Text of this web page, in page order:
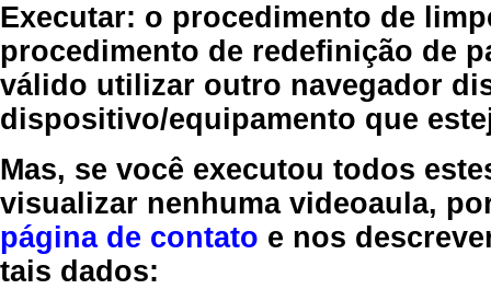
Executar: o procedimento de
procedimento de redefinição de
válido utilizar outro navegador
dispositivo/equipamento que
Mas, se você executou todos
visualizar nenhuma videoaula,
página de contato e nos
tais dados: